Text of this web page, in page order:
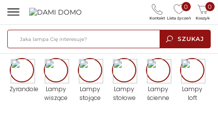
SZUKAJ
0
Lista życzeń
0
Koszyk
Kontakt
Żyrandole
Lampy
wiszące
Lampy
stojące
Lampy
stołowe
Lampy
ścienne
Lampy
loft